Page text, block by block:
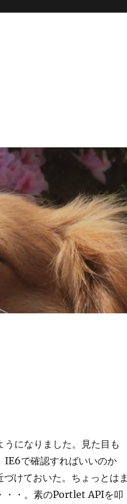
になりました。見た目も
IE6で確認すればいいのか
けておいた。ちょっとはま
・・。素のPortlet APIを叩